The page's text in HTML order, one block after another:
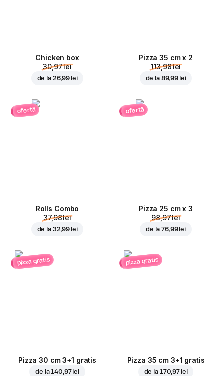
Chicken box
30,97 lei
de la 26,99 lei
Pizza 35 cm x 2
113,98 lei
de la 89,99 lei
ofertă
Rolls Combo
37,98 lei
de la 32,99 lei
ofertă
Pizza 25 cm x 3
98,97 lei
de la76,99 lei
pizza gratis
Pizza 30 cm 3+1 gratis
de la140,97 lei
pizza gratis
Pizza 35 cm 3+1 gratis
de la 170,97 lei